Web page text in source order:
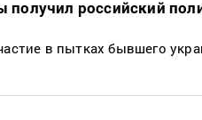
получил российский
в пытках бывшего